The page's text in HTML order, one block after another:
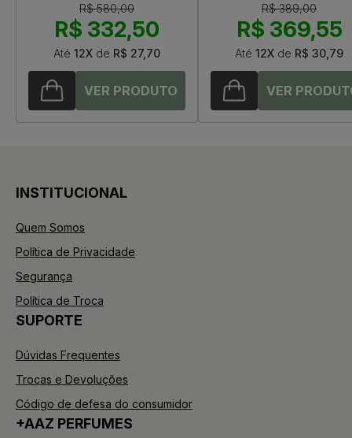
R$ 580,00
R$ 332,50
Até 12X de R$ 27,70
R$ 389,00
R$ 369,55
Até 12X de R$ 30,79
INSTITUCIONAL
Quem Somos
Política de Privacidade
Segurança
Política de Troca
SUPORTE
Dúvidas Frequentes
Trocas e Devoluções
Código de defesa do consumidor
+AAZ PERFUMES